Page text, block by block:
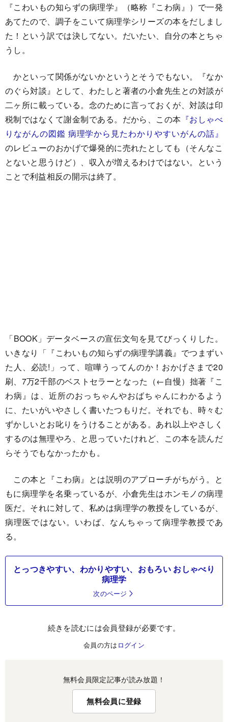
『こわいもの知らずの病理学』（略称『こわ病』）で一発
あてたので、調子をこいて病理学シリーズの本をだしまし
た！という訳では決してない。だいたい、自分の本とちゃ
うし。
かといって関係がないかというとそうでもない。『なか
のぐら対談』として、わたしと著者の小倉先生との対談が
二ヶ所に載っている。念のために言っておくが、対談は印
税制ではなくて謝金制である。だから、この本 『おしゃべ
りながんの図鑑 病理学から見たわかりやすいがんの話』
のレビューのおかげで爆発的に売れたとしても（そんなこ
とないと思うけど）、収入が増えるわけではない。という
ことで利益相反の開示は終了。
「BOOK」データベースの宣伝文句を見てびっくりした。
いきなり「『こわいもの知らずの病理学講義』でつまずい
た人、必読!」って、喧嘩うってんのか！おかげさまで20
刷、7万2千部のベストセラーとなった（←自慢）拙著『こ
わ病』は、近所のおっちゃんやおばちゃんにわかるよう
に、たいがいやさしく書いたつもりだ。それでも、時々む
ずかしいとお叱りをうけることがある。あれ以上やさしく
するのは無理やろ、と思っていたけれど、この本を読んだ
らそうでもなかったかも。
この本と『こわ病』とは説明のアプローチがちがう。と
もに病理学を名乗っているが、小倉先生はホンモノの病理
医だ。それに対して、私めは病理学の教授をしているが、
病理医ではない。いわば、なんちゃって病理学教授であ
る。
とっつきやすい、わかりやすい、おもろい おしゃべり
病理学
次のページ
続きを読むには会員登録が必要です。
会員の方は ログイン
無料会員限定記事が読み放題！
無料会員に登録